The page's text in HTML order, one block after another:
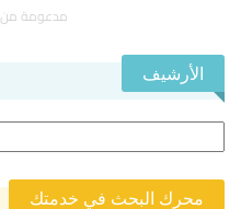
مدعومة من
الأرشيف
محرك البحث في خدمتك